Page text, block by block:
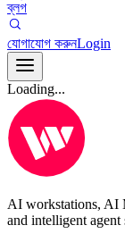
ব্লগ
যোগাযোগ করুনLogin
Loading...
AI workstations, AI
and intelligent agent